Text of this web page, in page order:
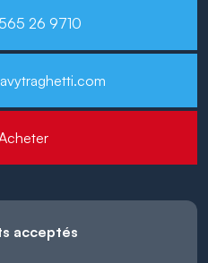
26 9710
acceptés